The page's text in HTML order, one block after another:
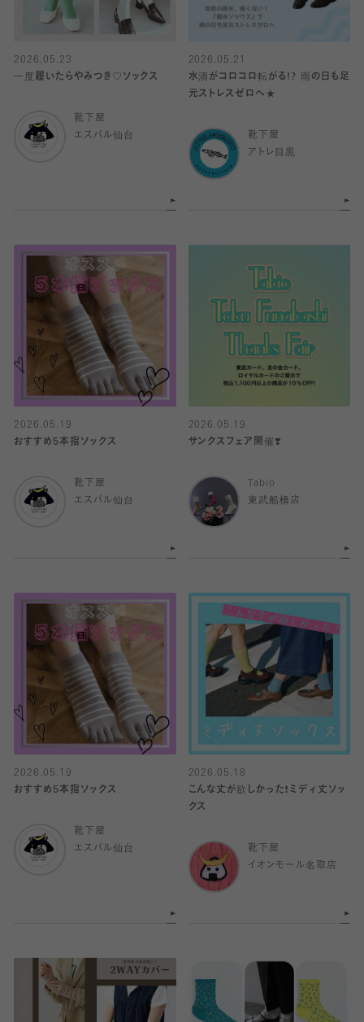
2026.05.23
一度履いたらやみつき♡ソックス
靴下屋
エスパル仙台
2026.05.21
水滴がコロコロ転がる!? 雨の日も足
元ストレスゼロへ★
靴下屋
アトレ目黒
2026.05.19
おすすめ5本指ソックス
靴下屋
エスパル仙台
2026.05.19
サンクスフェア開催❣️
Tabio
東武船橋店
2026.05.19
おすすめ5本指ソックス
靴下屋
エスパル仙台
2026.05.18
こんな丈が欲しかった❗️ミディ丈ソッ
クス
靴下屋
イオンモール名取店